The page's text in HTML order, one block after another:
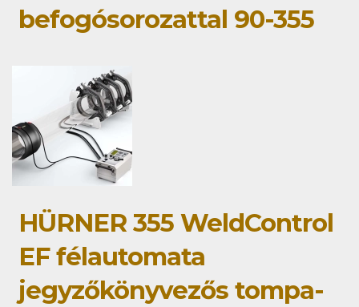
befogósorozattal 90-355
HÜRNER 355 WeldControl
EF félautomata
jegyzőkönyvezős tompa-